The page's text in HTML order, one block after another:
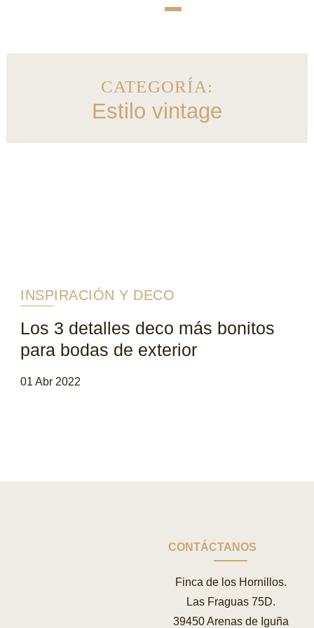
CATEGORÍA:
Estilo vintage
INSPIRACIÓN Y DECO
Los 3 detalles deco más bonitos
para bodas de exterior
01 Abr 2022
CONTÁCTANOS
Finca de los Hornillos.
Las Fraguas 75D.
39450 Arenas de Iguña